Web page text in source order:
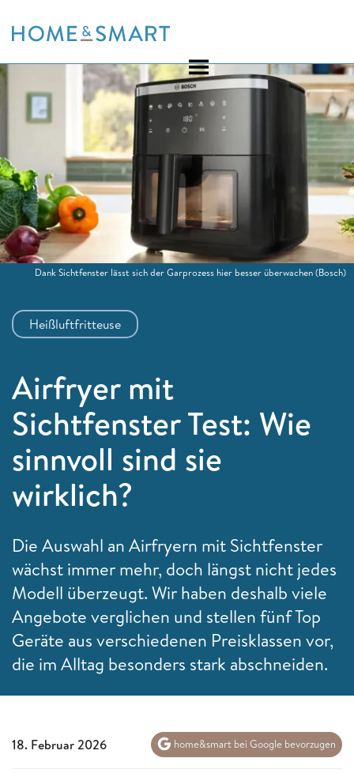
to
Heißluftfritteuse
Airfryer mit
Sichtfenster Test: Wie
sinnvoll sind sie
wirklich?
Die Auswahl an Airfryern mit Sichtfenster
wächst immer mehr, doch längst nicht jedes
Modell überzeugt. Wir haben deshalb viele
Angebote verglichen und stellen fünf Top
Geräte aus verschiedenen Preisklassen vor,
die im Alltag besonders stark abschneiden.
Dank Sichtfenster lässt sich der Garprozess hier besser überwachen(Bosch)
18. Februar 2026 home&smart bei Google bevorzugen